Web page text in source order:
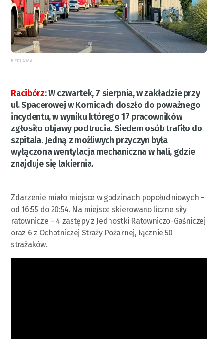
REKLAMA
Racibórz:W czwartek, 7 sierpnia, w zakładzie przy
ul. Spacerowej w Kornicach doszło do poważnego
incydentu, w wyniku którego 17 pracowników
zgłosiło objawy podtrucia. Siedem osób trafiło do
szpitala. Jedną z możliwych przyczyn była
wyłączona wentylacja mechaniczna w hali, gdzie
znajduje się lakiernia.
Zdarzenie miało miejsce w godzinach popołudniowych –
od 16:55 do 20:54. Na miejsce skierowano liczne siły
ratownicze – 4 zastępy z Jednostki Ratowniczo-Gaśniczej
oraz 6 z Ochotniczej Straży Pożarnej, łącznie 50
strażaków.